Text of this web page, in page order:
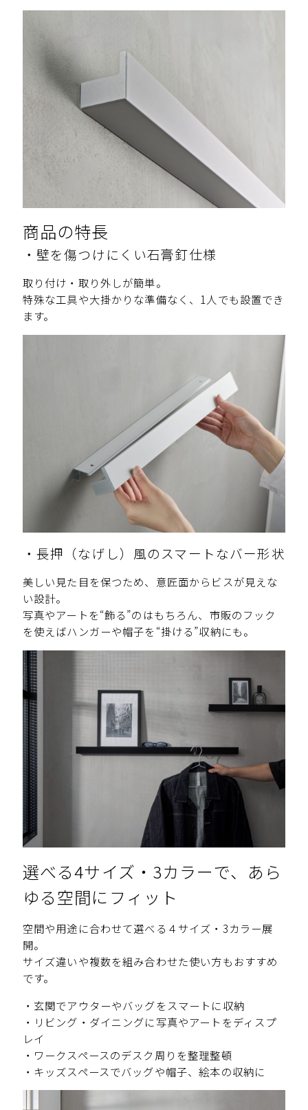
商品の特長
・壁を傷つけにくい石膏釘仕様
取り付け・取り外しが簡単。
特殊な工具や大掛かりな準備なく、1人でも設置でき
ます。
・長押（なげし）風のスマートなバー形状
美しい見た目を保つため、意匠面からビスが見えな
い設計。
写真やアートを“飾る”のはもちろん、市販のフック
を使えばハンガーや帽子を“掛ける”収納にも。
選べる4サイズ・3カラーで、あら
ゆる空間にフィット
空間や用途に合わせて選べる４サイズ・3カラー展
開。
サイズ違いや複数を組み合わせた使い方もおすすめ
です。
・玄関でアウターやバッグをスマートに収納
・リビング・ダイニングに写真やアートをディスプ
レイ
・ワークスペースのデスク周りを整理整頓
・キッズスペースでバッグや帽子、絵本の収納に